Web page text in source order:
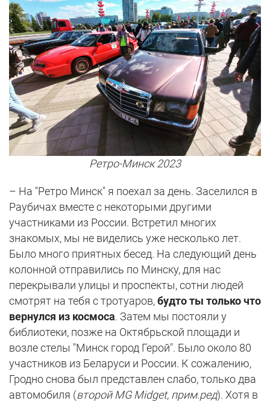
Ретро-Минск 2023
– На "Ретро Минск" я поехал за день. Заселился в
Раубичах вместе с некоторыми другими
участниками из России. Встретил многих
знакомых, мы не виделись уже несколько лет.
Было много приятных бесед. На следующий день
колонной отправились по Минску, для нас
перекрывали улицы и проспекты, сотни людей
смотрят на тебя с тротуаров,будто ты только что
вернулся из космоса. Затем мы постояли у
библиотеки, позже на Октябрьской площади и
возле стелы "Минск город Герой". Было около 80
участников из Беларуси и России. К сожалению,
Гродно снова был представлен слабо, только два
автомобиля (второй MG Midget, прим.ред). Хотя в